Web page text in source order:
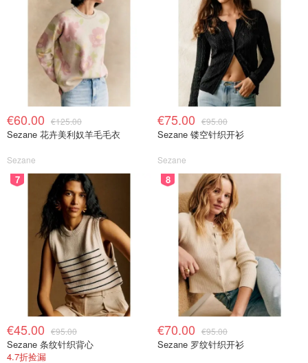
€60.00 €125.00
Sezane 花卉美利奴羊毛毛衣
Sezane
€75.00 €95.00
Sezane 镂空针织开衫
Sezane
7
€45.00 €95.00
Sezane 条纹针织背心
4.7折捡漏
8
€70.00 €95.00
Sezane 罗纹针织开衫